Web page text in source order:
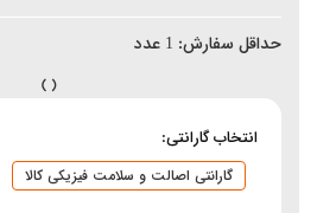
حداقل سفارش: 1 عدد
انتخاب گارانتی:
گارانتی اصالت و سلامت فیزیکی کالا